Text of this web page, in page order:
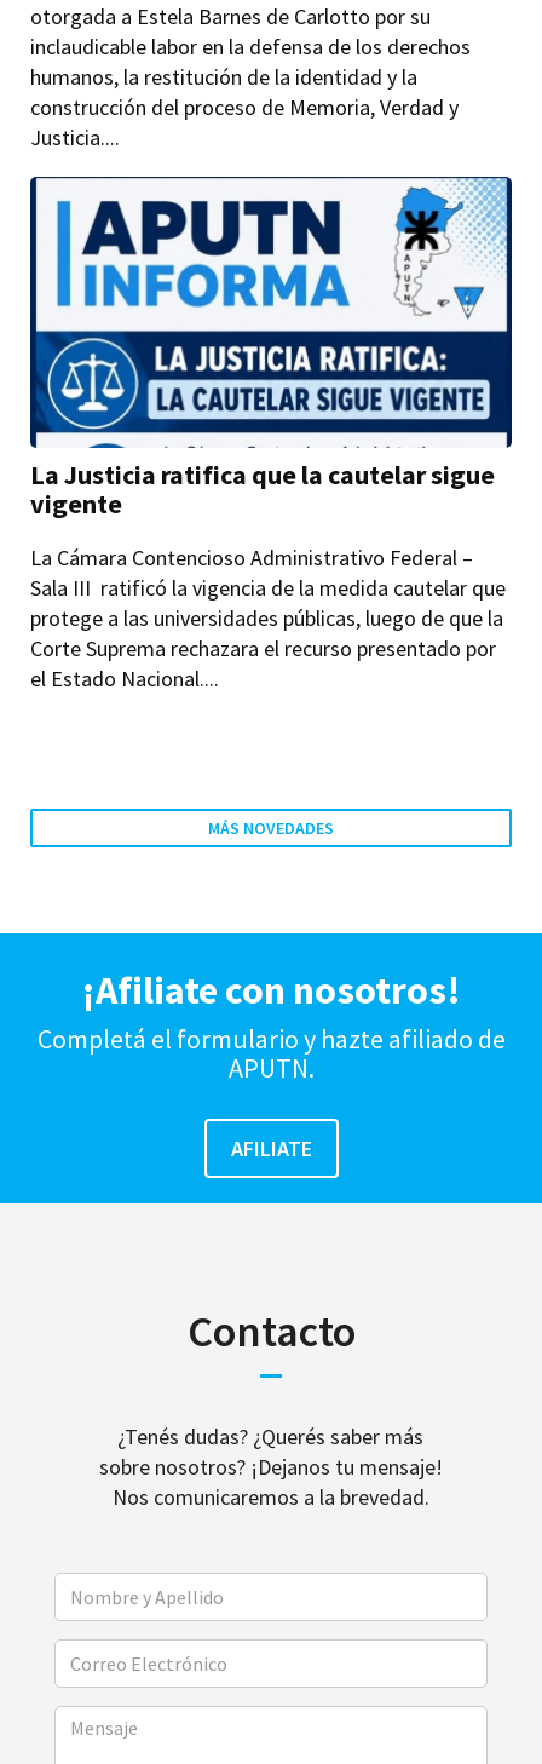
otorgada a Estela Barnes de Carlotto por su
inclaudicable labor en la defensa de los derechos
humanos, la restitución de la identidad y la
construcción del proceso de Memoria, Verdad y
Justicia....
La Justicia ratifica que la cautelar sigue
vigente
La Cámara Contencioso Administrativo Federal –
Sala III ratificó la vigencia de la medida cautelar que
protege a las universidades públicas, luego de que la
Corte Suprema rechazara el recurso presentado por
el Estado Nacional....
MÁS NOVEDADES
¡Afiliate con nosotros!
Completá el formulario y hazte afiliado de
APUTN.
Contacto
¿Tenés dudas? ¿Querés saber más
sobre nosotros? ¡Dejanos tu mensaje!
Nos comunicaremos a la brevedad.